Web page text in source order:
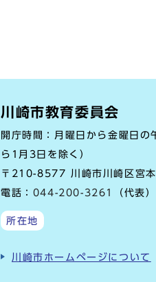
川崎市教育委員会
開庁時間：月曜日から金曜日
ら1月3日を除く）
〒210-8577 川崎市川崎区宮
電話： 044-200-3261 （代表）
所在地
川崎市ホームページについて